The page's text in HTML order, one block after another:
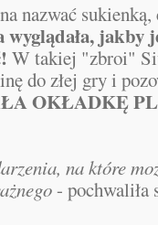
nazwać
jakby
W takiej "zbroi"
do złej gry i
OKŁADKĘ
na które
- pochwaliła